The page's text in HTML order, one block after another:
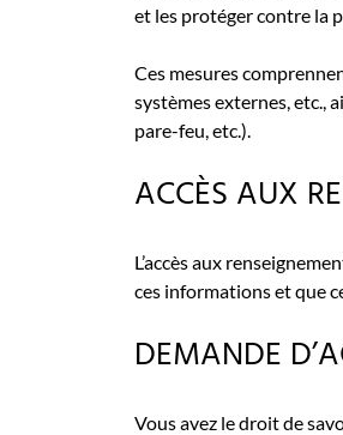
et les protéger contre la
Ces mesures
systèmes externes, etc.,
pare-feu, etc.).
ACCÈS AUX
L’accès aux
ces informations et que
DEMANDE
Vous avez le droit de